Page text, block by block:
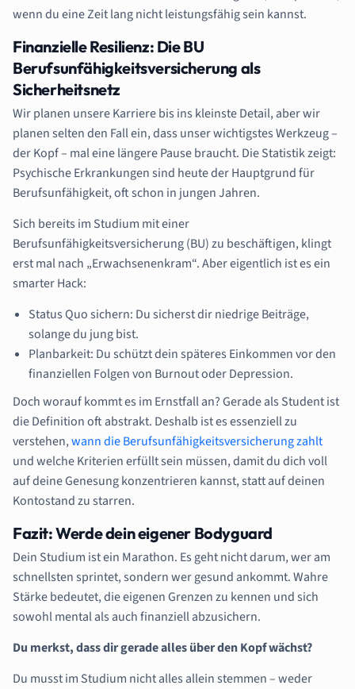
wenn du eine Zeit lang nicht leistungsfähig sein kannst.
Finanzielle Resilienz: DieBU
Berufsunfähigkeitsversicherung als
Sicherheitsnetz
Wir planen unsere Karriere bis ins kleinste Detail, aber wir
planen selten den Fall ein, dass unser wichtigstes Werkzeug –
der Kopf – mal eine längere Pause braucht. Die Statistik zeigt:
Psychische Erkrankungen sind heute der Hauptgrund für
Berufsunfähigkeit, oft schon in jungen Jahren.
Sich bereits im Studium mit einer
Berufsunfähigkeitsversicherung (BU) zu beschäftigen, klingt
erst mal nach „Erwachsenenkram“. Aber eigentlich ist es ein
smarter Hack:
Status Quo sichern: Du sicherst dir niedrige Beiträge,
solange du jung bist.
Planbarkeit: Du schützt dein späteres Einkommen vor den
finanziellen Folgen von Burnout oder Depression.
Doch worauf kommt es im Ernstfall an? Gerade als Student ist
die Definition oft abstrakt. Deshalb ist es essenziell zu
verstehen,wann die Berufsunfähigkeitsversicherung zahlt
und welche Kriterien erfüllt sein müssen, damit du dich voll
auf deine Genesung konzentrieren kannst, statt auf deinen
Kontostand zu starren.
Fazit: Werde dein eigener Bodyguard
Dein Studium ist ein Marathon. Es geht nicht darum, wer am
schnellsten sprintet, sondern wer gesund ankommt. Wahre
Stärke bedeutet, die eigenen Grenzen zu kennen und sich
sowohl mental als auch finanziell abzusichern.
Du merkst, dass dir gerade alles über den Kopf wächst?
Du musst im Studium nicht alles allein stemmen – weder